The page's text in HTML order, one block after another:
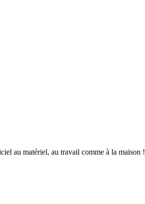
au matériel, au travail comme à la maison !